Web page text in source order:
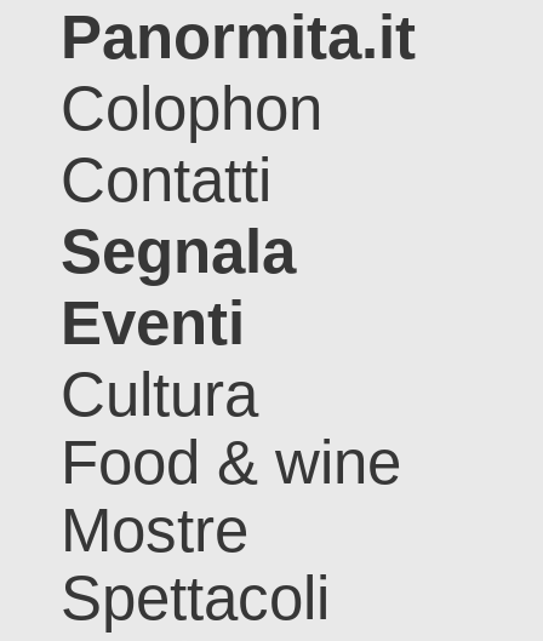
Panormita.it
Colophon
Contatti
Segnala
Eventi
Cultura
Food & wine
Mostre
Spettacoli